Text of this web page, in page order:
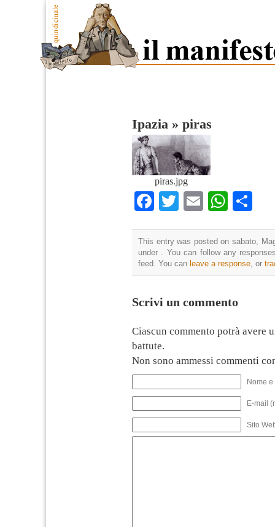
Ipazia » piras
piras.jpg
Facebook
TwitterEmail
This entry was posted on sabato,
under . You can follow any
feed. You can leave a response, or
Scrivi un commento
Ciascun commento potrà avere
battute.
Non sono ammessi commenti
Nome
E-mail
Sito